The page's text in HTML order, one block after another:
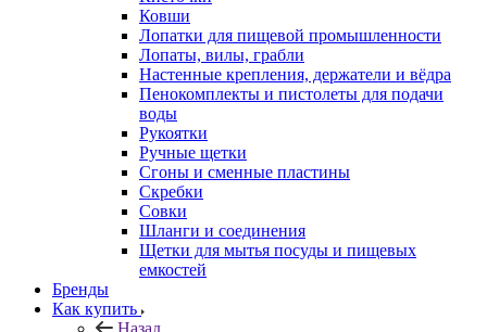
Ковши
Лопатки для пищевой промышленности
Лопаты, вилы, грабли
Настенные крепления, держатели и вёдра
Пенокомплекты и пистолеты для подачи
воды
Рукоятки
Ручные щетки
Сгоны и сменные пластины
Скребки
Совки
Шланги и соединения
Щетки для мытья посуды и пищевых
емкостей
Бренды
Как купить
Назад